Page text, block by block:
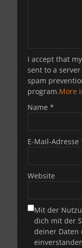
I accept that
sent to a
spam
program.More
Name *
E-Mail-Adresse
Website
Mit der
dich mit der
deiner Daten